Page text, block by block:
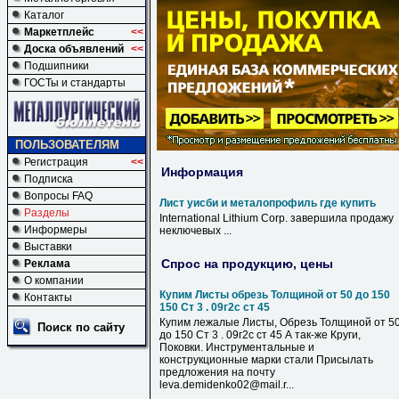
Каталог
Маркетплейс
<<
Доска объявлений <<
Подшипники
ГОСТы и стандарты
ПОЛЬЗОВАТЕЛЯМ
Регистрация
<<
Подписка
Вопросы FAQ
Разделы
Информеры
Выставки
Реклама
О компании
Контакты
Поиск по сайту
Информация
Лист уисби и металопрофиль где купить
International Lithium Corp. завершила продажу
неключевых ...
Спрос на продукцию, цены
Купим Листы обрезь Толщиной от 50 до 150
150 Ст 3 . 09г2с ст 45
Купим лежалые Листы, Обрезь Толщиной от
до 150 Ст 3 . 09г2с ст 45 А так-же Круги,
Поковки. Инструментальные и
конструкционные марки стали Присылать
предложения на почту
leva.demidenko02@mail.r...